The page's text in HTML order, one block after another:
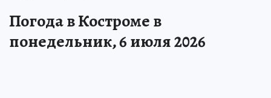
Погода в Костроме в
понедельник, 6 июля 2026